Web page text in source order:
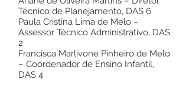
Técnico de Planejamento, DAS 6
Paula Cristina Lima de Melo –
Assessor Técnico Administrativo, DAS
2
Francisca Marlivone Pinheiro de Melo
– Coordenador de Ensino Infantil,
DAS 4